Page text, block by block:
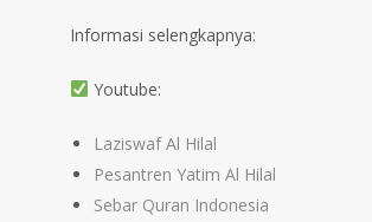
Informasi selengkapnya:
Youtube:
Laziswaf Al Hilal
Pesantren Yatim Al Hilal
Sebar Quran Indonesia